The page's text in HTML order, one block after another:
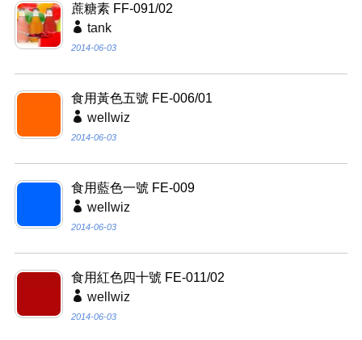
蔗糖素 FF-091/02
tank
2014-06-03
食用黃色五號 FE-006/01
wellwiz
2014-06-03
食用藍色一號 FE-009
wellwiz
2014-06-03
食用紅色四十號 FE-011/02
wellwiz
2014-06-03